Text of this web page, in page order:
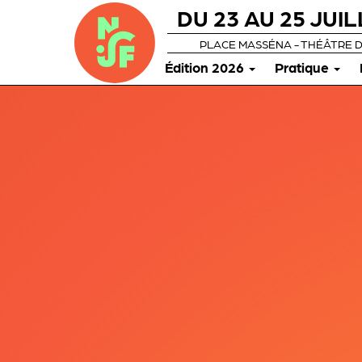
DU 23 AU 25
PLACE MASSÉNA - THÉÂTRE
Édition 2026 Pratique